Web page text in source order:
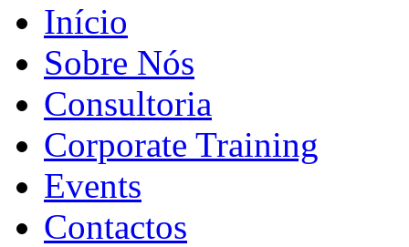
Início
Sobre Nós
Consultoria
Corporate Training
Events
Contactos